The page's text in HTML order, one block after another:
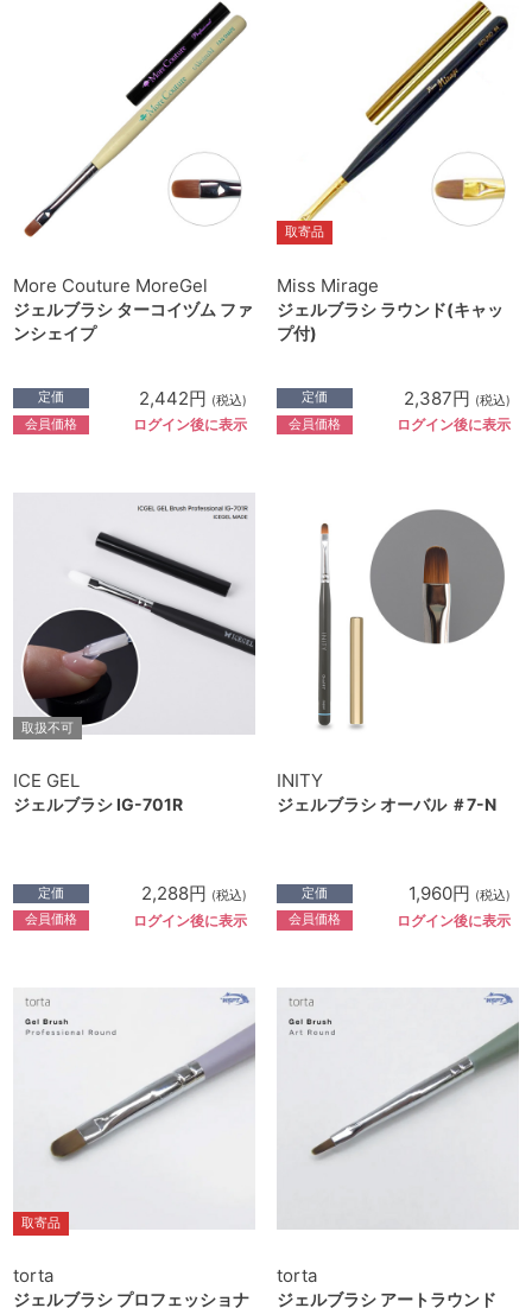
More Couture MoreGel
ジェルブラシ ターコイヅム ファ
ンシェイプ
定価 2,442円 (税込)
会員価格 ログイン後に表示
取寄品
Miss Mirage
ジェルブラシ ラウンド(キャッ
プ付)
定価 2,387円 (税込)
会員価格 ログイン後に表示
取扱不可
ICE GEL
ジェルブラシ IG-701R
定価 2,288円 (税込)
会員価格 ログイン後に表示
INITY
ジェルブラシ オーバル ＃7-N
定価 1,960円 (税込)
会員価格 ログイン後に表示
取寄品
torta
ジェルブラシ プロフェッショナ
torta
ジェルブラシ アートラウンド